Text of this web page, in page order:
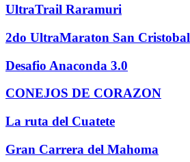
UltraTrail Raramuri
2do UltraMaraton San Cristobal
Desafio Anaconda 3.0
CONEJOS DE CORAZON
La ruta del Cuatete
Gran Carrera del Mahoma